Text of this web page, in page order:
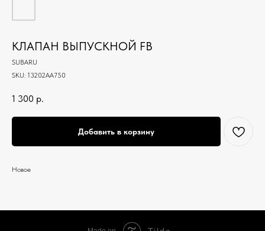
КЛАПАН ВЫПУСКНОЙ FB
SUBARU
SKU: 13202AA750
1 300 р.
Добавить в корзину
Новое